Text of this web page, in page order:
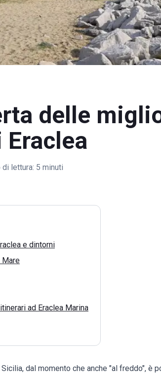
delle
di lettura: 5 minuti
e dintorni
Mare
ad Eraclea Marina
dal momento che anche "al freddo", è